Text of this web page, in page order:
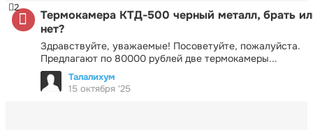
Термокамера КТД-500 черный металл, брать
нет?
Здравствуйте, уважаемые! Посоветуйте, пожалуйста.
Предлагают по 80000 рублей две термокамеры...
2
Талалихум
15 октября '25